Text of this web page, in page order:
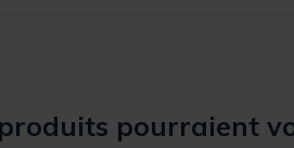
pourraient